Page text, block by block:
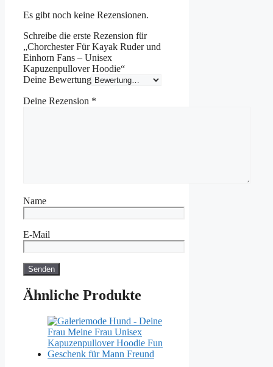
Es gibt noch keine Rezensionen.
Schreibe die erste Rezension für
„Chorchester Für Kayak Ruder und
Einhorn Fans – Unisex
Kapuzenpullover Hoodie“
Deine Bewertung
Deine Rezension *
Name
E-Mail
Ähnliche Produkte